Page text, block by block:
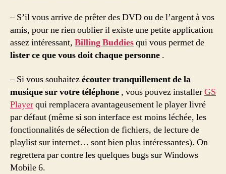
– S’il vous arrive de prêter des DVD ou de l’argent à vos
amis, pour ne rien oublier il existe une petite application
assez intéressant, Billing Buddiesqui vous permet de
lister ce que vous doit chaque personne .
– Si vous souhaitezécouter tranquillement de la
musique sur votre téléphone , vous pouvez installerGS
Playerqui remplacera avantageusement le player livré
par défaut (même si son interface est moins léchée, les
fonctionnalités de sélection de fichiers, de lecture de
playlist sur internet… sont bien plus intéressantes). On
regrettera par contre les quelques bugs sur Windows
Mobile 6.